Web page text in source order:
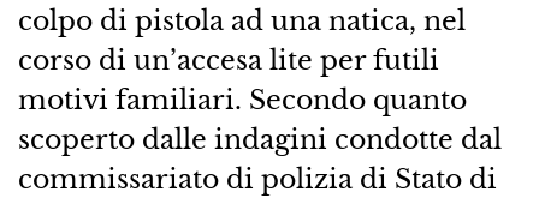
colpo di pistola ad una natica, nel
corso di un’accesa lite per futili
motivi familiari. Secondo quanto
scoperto dalle indagini condotte dal
commissariato di polizia di Stato di